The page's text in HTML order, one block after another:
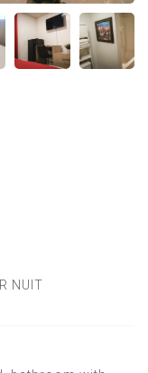
NUIT